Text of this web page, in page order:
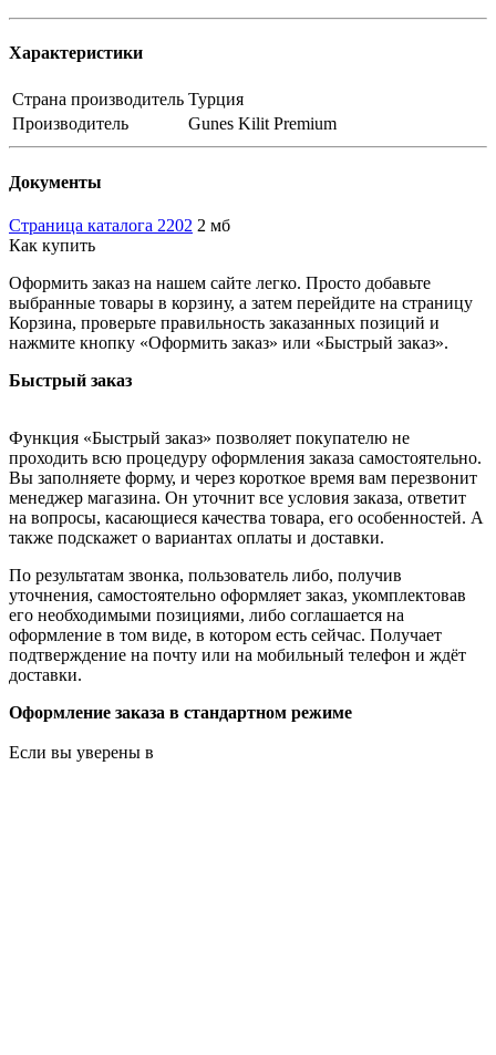
Характеристики
Страна производитель Турция
Производитель
Gunes Kilit Premium
Документы
Страница каталога 2202 2 мб
Как купить
Оформить заказ на нашем сайте легко. Просто добавьте
выбранные товары в корзину, а затем перейдите на страницу
Корзина, проверьте правильность заказанных позиций и
нажмите кнопку «Оформить заказ» или «Быстрый заказ».
Быстрый заказ
Функция «Быстрый заказ» позволяет покупателю не
проходить всю процедуру оформления заказа самостоятельно.
Вы заполняете форму, и через короткое время вам перезвонит
менеджер магазина. Он уточнит все условия заказа, ответит
на вопросы, касающиеся качества товара, его особенностей. А
также подскажет о вариантах оплаты и доставки.
По результатам звонка, пользователь либо, получив
уточнения, самостоятельно оформляет заказ, укомплектовав
его необходимыми позициями, либо соглашается на
оформление в том виде, в котором есть сейчас. Получает
подтверждение на почту или на мобильный телефон и ждёт
доставки.
Оформление заказа в стандартном режиме
Если вы уверены в